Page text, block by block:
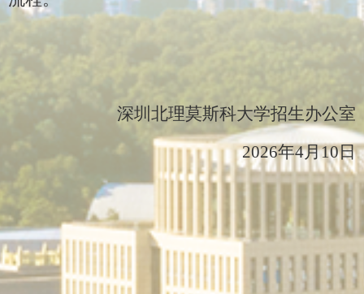
深圳北理莫斯科大学招生办公室
2026年4月10日